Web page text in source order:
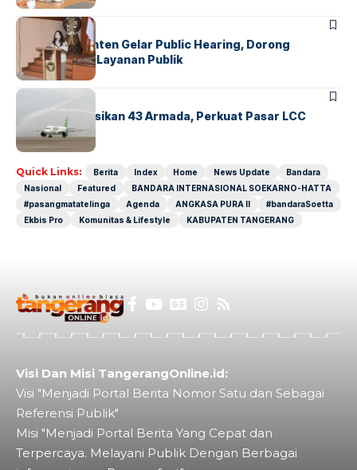
BANDARA BERITA
Karantina Banten Gelar Public Hearing, Dorong
Transparansi Layanan Publik
BANDARA
Citilink Operasikan 43 Armada, Perkuat Pasar LCC
Nasional
Quick Links: Berita Index Home News Update
Bandara
Nasional
Featured
BANDARA INTERNASIONAL SOEKARNO-HATTA
#pasangmatatelinga
Agenda ANGKASA PURA II
#bandaraSoetta
Ekbis Pro
Komunitas & Lifestyle KABUPATEN TANGERANG
Visi Dan Misi TangerangOnline.id:
Visi "Menjadi Portal Berita Nomor Satu dan Sebagai
Referensi Publik"
Misi "Menjadi Portal Berita Yang Cepat dan
Terpercaya. Melayani Publik Dengan Berbagai